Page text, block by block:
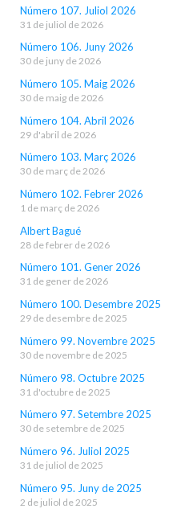
Número 107. Juliol 2026
31 de juliol de 2026
Número 106. Juny 2026
30 de juny de 2026
Número 105. Maig 2026
30 de maig de 2026
Número 104. Abril 2026
29 d'abril de 2026
Número 103. Març 2026
30 de març de 2026
Número 102. Febrer 2026
1 de març de 2026
Albert Bagué
28 de febrer de 2026
Número 101. Gener 2026
31 de gener de 2026
Número 100. Desembre 2025
29 de desembre de 2025
Número 99. Novembre 2025
30 de novembre de 2025
Número 98. Octubre 2025
31 d'octubre de 2025
Número 97. Setembre 2025
30 de setembre de 2025
Número 96. Juliol 2025
31 de juliol de 2025
Número 95. Juny de 2025
2 de juliol de 2025